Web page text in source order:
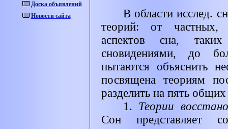
Доска объявлений
Новости сайта
В области исслед.
теорий: от частных,
аспектов сна,
сновидениями, до
пытаются объяснить
посвящена теориям
разделить на пять общих
1. Теории
Сон представляет